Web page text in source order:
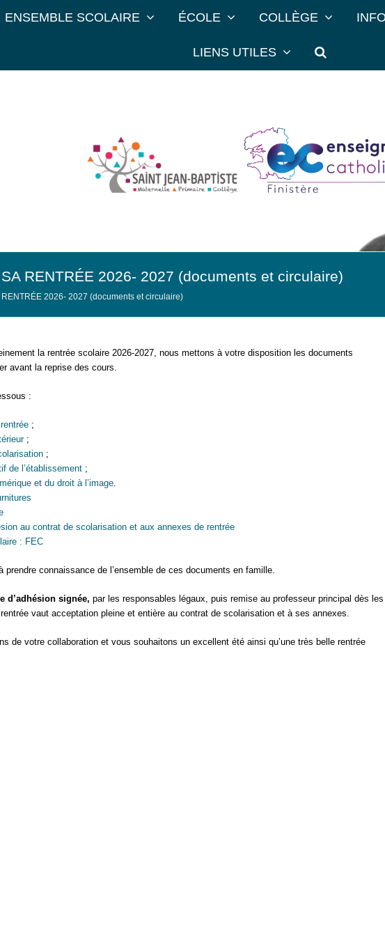
ENSEMBLE SCOLAIRE ÉCOLE COLLÈGE
LIENS UTILES
RENTRÉE 2026- 2027 (documents et circulaire)
RENTRÉE 2026- 2027 (documents et circulaire)
la rentrée scolaire 2026-2027, nous mettons à votre disposition les documents
avant la reprise des cours.
:
;
;
;
de l’établissement ;
et du droit à l’image.
au contrat de scolarisation et aux annexes de rentrée
: FEC
prendre connaissance de l’ensemble de ces documents en famille.
d’adhésion signée, par les responsables légaux, puis remise au professeur principal dès les
vaut acceptation pleine et entière au contrat de scolarisation et à ses annexes.
de votre collaboration et vous souhaitons un excellent été ainsi qu’une très belle rentrée